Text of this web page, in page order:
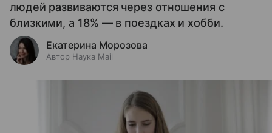
людей развиваются через отношения с
близкими, а 18% — в поездках и хобби.
Екатерина Морозова
Автор Наука Mail